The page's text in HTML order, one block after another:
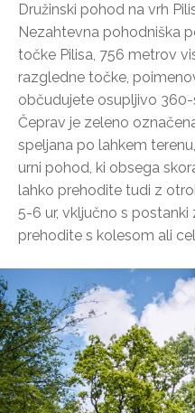
Družinski pohod na vrh
Nezahtevna pohodniška
točke Pilisa, 756 metrov
razgledne točke,
občudujete osupljivo
Čeprav je zeleno
speljana po lahkem
urni pohod, ki obsega
lahko prehodite tudi z
5-6 ur, vključno s
prehodite s kolesom ali